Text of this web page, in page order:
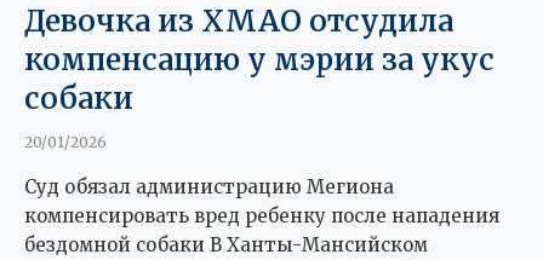
Девочка из ХМАО отсудила
компенсацию у мэрии за укус
собаки
20/01/2026
Суд обязал администрацию Мегиона
компенсировать вред ребенку после нападения
бездомной собаки В Ханты-Мансийском